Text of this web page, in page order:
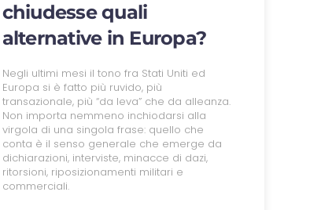
chiudesse quali
alternative in Europa?
Negli ultimi mesi il tono fra Stati Uniti ed
Europa si è fatto più ruvido, più
transazionale, più “da leva” che da alleanza.
Non importa nemmeno inchiodarsi alla
virgola di una singola frase: quello che
conta è il senso generale che emerge da
dichiarazioni, interviste, minacce di dazi,
ritorsioni, riposizionamenti militari e
commerciali.